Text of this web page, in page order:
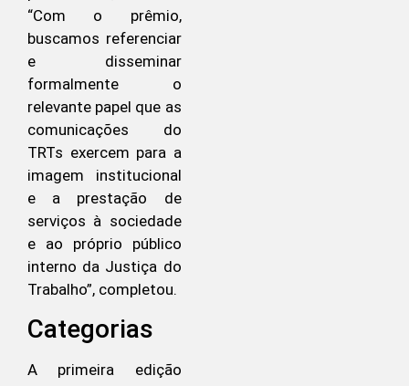
“Com o prêmio,
buscamos referenciar
e disseminar
formalmente o
relevante papel que as
comunicações do
TRTs exercem para a
imagem institucional
e a prestação de
serviços à sociedade
e ao próprio público
interno da Justiça do
Trabalho”, completou.
Categorias
A primeira edição